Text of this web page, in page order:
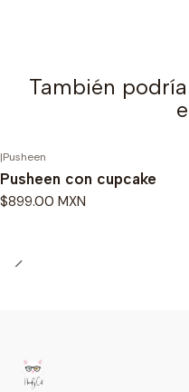
También
|Pusheen
Pusheen con cupcake
$899.00 MXN